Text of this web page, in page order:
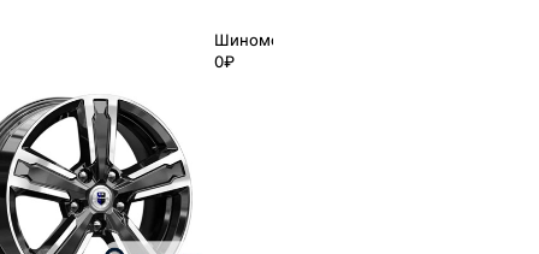
Шиномонтаж
0₽